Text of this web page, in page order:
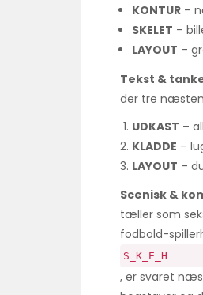
KONTUR –
SKELET –
LAYOUT –
Tekst &
der tre
UDKAST –
KLADDE –
LAYOUT –
Scenisk &
tæller som
fodbold-
S_K_E_H
, er svaret